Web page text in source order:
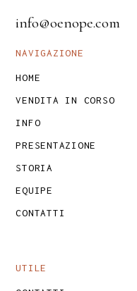
info@oenope.com
NAVIGAZIONE
HOME
VENDITA IN CORSO
INFO
PRESENTAZIONE
STORIA
EQUIPE
CONTATTI
UTILE